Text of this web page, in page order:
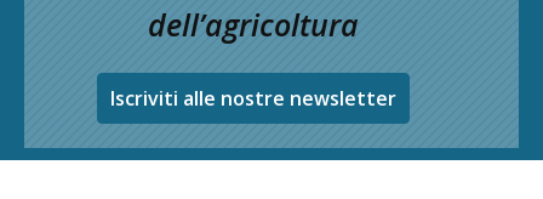
dell’agricoltura
Iscriviti alle nostre newsletter